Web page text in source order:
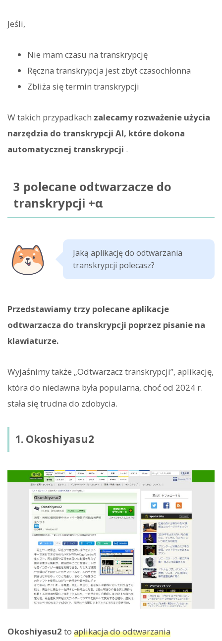
Jeśli,
Nie mam czasu na transkrypcję
Ręczna transkrypcja jest zbyt czasochłonna
Zbliża się termin transkrypcji
W takich przypadkach zalecamy rozważenie użycia
narzędzia do transkrypcji AI, które dokona
automatycznej transkrypcji .
3 polecane odtwarzacze do
transkrypcji +α
Jaką aplikację do odtwarzania
transkrypcji polecasz?
Przedstawiamy trzy polecane aplikacje
odtwarzacza do transkrypcji poprzez pisanie na
klawiaturze.
Wyjaśnimy także „Odtwarzacz transkrypcji”, aplikację,
która do niedawna była popularna, choć od 2024 r.
stała się trudna do zdobycia.
1. Okoshiyasu2
Okoshiyasu2 to aplikacja do odtwarzania